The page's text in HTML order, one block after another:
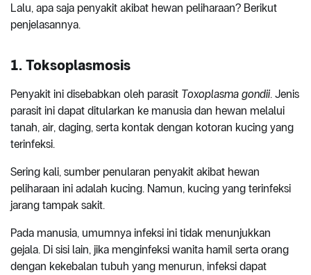
Lalu, apa saja penyakit akibat hewan peliharaan? Berikut
penjelasannya.
1. Toksoplasmosis
Penyakit ini disebabkan oleh parasit Toxoplasma gondii. Jenis
parasit ini dapat ditularkan ke manusia dan hewan melalui
tanah, air, daging, serta kontak dengan kotoran kucing yang
terinfeksi.
Sering kali, sumber penularan penyakit akibat hewan
peliharaan ini adalah kucing. Namun, kucing yang terinfeksi
jarang tampak sakit.
Pada manusia, umumnya infeksi ini tidak menunjukkan
gejala. Di sisi lain, jika menginfeksi wanita hamil serta orang
dengan kekebalan tubuh yang menurun, infeksi dapat